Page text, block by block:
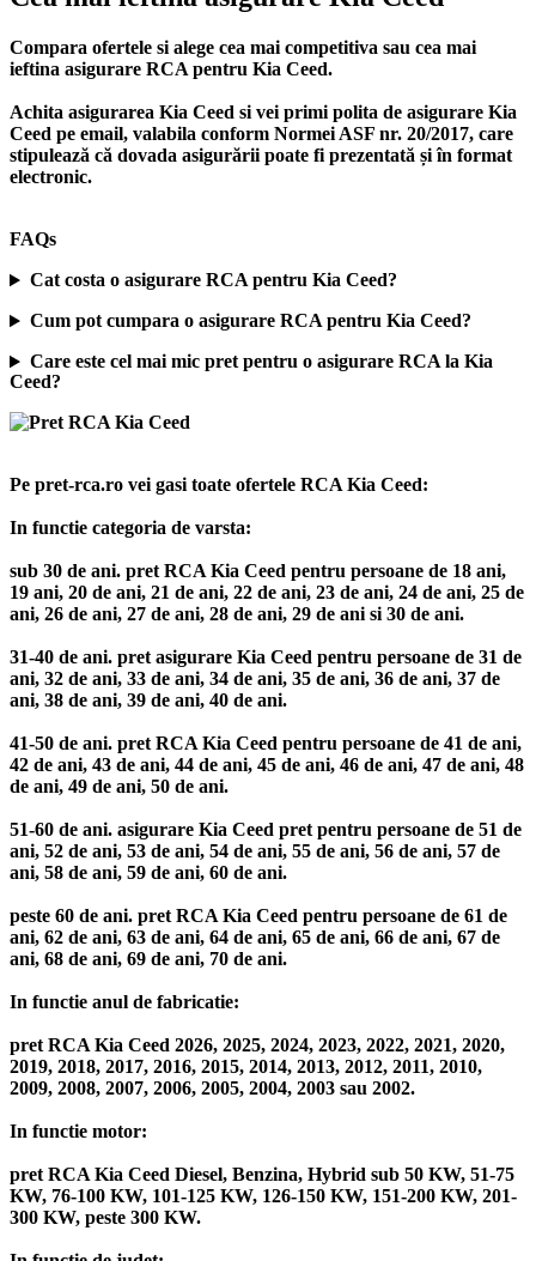
Compara ofertele si alege cea mai competitiva sau cea mai
ieftina asigurare RCA pentru Kia Ceed.
Achita asigurarea Kia Ceed si vei primi polita de asigurare Kia
Ceed pe email, valabila conform Normei ASF nr. 20/2017, care
stipulează că dovada asigurării poate fi prezentată și în format
electronic.
FAQs
Cat costa o asigurare RCA pentru Kia Ceed?
Cum pot cumpara o asigurare RCA pentru Kia Ceed?
Care este cel mai mic pret pentru o asigurare RCA la Kia
Ceed?
Pe pret-rca.ro vei gasi toate ofertele RCA Kia Ceed:
In functie categoria de varsta:
sub 30 de ani. pret RCA Kia Ceed pentru persoane de 18 ani,
19 ani, 20 de ani, 21 de ani, 22 de ani, 23 de ani, 24 de ani, 25 de
ani, 26 de ani, 27 de ani, 28 de ani, 29 de ani si 30 de ani.
31-40 de ani. pret asigurare Kia Ceed pentru persoane de 31 de
ani, 32 de ani, 33 de ani, 34 de ani, 35 de ani, 36 de ani, 37 de
ani, 38 de ani, 39 de ani, 40 de ani.
41-50 de ani. pret RCA Kia Ceed pentru persoane de 41 de ani,
42 de ani, 43 de ani, 44 de ani, 45 de ani, 46 de ani, 47 de ani, 48
de ani, 49 de ani, 50 de ani.
51-60 de ani. asigurare Kia Ceed pret pentru persoane de 51 de
ani, 52 de ani, 53 de ani, 54 de ani, 55 de ani, 56 de ani, 57 de
ani, 58 de ani, 59 de ani, 60 de ani.
peste 60 de ani. pret RCA Kia Ceed pentru persoane de 61 de
ani, 62 de ani, 63 de ani, 64 de ani, 65 de ani, 66 de ani, 67 de
ani, 68 de ani, 69 de ani, 70 de ani.
In functie anul de fabricatie:
pret RCA Kia Ceed 2026, 2025, 2024, 2023, 2022, 2021, 2020,
2019, 2018, 2017, 2016, 2015, 2014, 2013, 2012, 2011, 2010,
2009, 2008, 2007, 2006, 2005, 2004, 2003 sau 2002.
In functie motor:
pret RCA Kia Ceed Diesel, Benzina, Hybrid sub 50 KW, 51-75
KW, 76-100 KW, 101-125 KW, 126-150 KW, 151-200 KW, 201-
300 KW, peste 300 KW.